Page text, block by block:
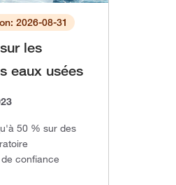
2026-08-31
les
eaux usées
50 % sur des
confiance